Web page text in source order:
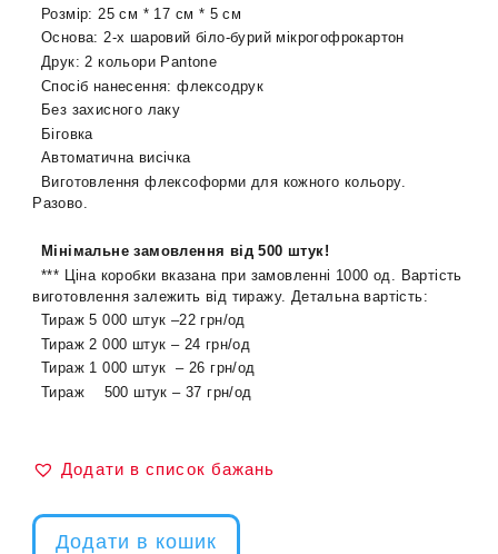
Розмір: 25см * 17 см * 5см
Основа: 2-х шаровий біло-бурий мікрогофрокартон
Друк: 2 кольориPantone
Спосіб нанесення: флексодрук
Без захисного лаку
Біговка
Автоматична висічка
Виготовлення флексоформи для кожного кольору.
Разово.
Мінімальне замовлення від 500 штук!
*** Ціна коробки вказана при замовленні 1000 од. Вартість
виготовлення залежить від тиражу. Детальна вартість:
Тираж 5 000 штук –22 грн/од
Тираж 2 000 штук – 24 грн/од
Тираж 1 000 штук – 26 грн/од
Тираж 500 штук – 37 грн/од
Додати в список бажань
Додати в кошик